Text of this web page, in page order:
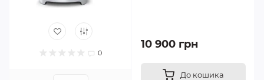
0
10 900 грн
До кошика